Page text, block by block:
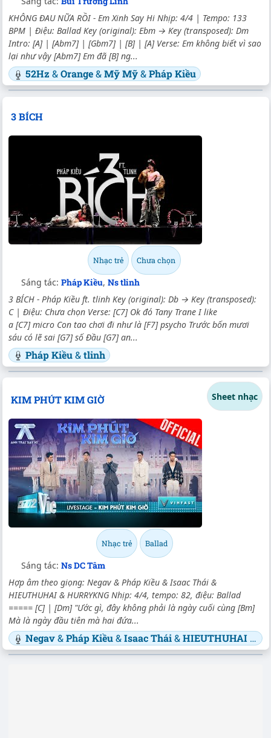
KHÔNG ĐAU NỮA RỒI - Em Xinh Say Hi Nhịp: 4/4 | Tempo: 133
BPM | Điệu: Ballad Key (original): Ebm → Key (transposed): Dm
Intro: [A] | [Abm7] | [Gbm7] | [B] | [A] Verse: Em không biết vì sao
lại như vậy [Abm7] Em đã [B] ng...
52Hz &Orange&Mỹ Mỹ&Pháp Kiều
3 BÍCH
Nhạc trẻ Chưa chọn
Sáng tác: Pháp Kiều, Ns tlinh
3 BÍCH - Pháp Kiều ft. tlinh Key (original): Db → Key (transposed):
C | Điệu: Chưa chọn Verse: [C7] Ok đó Tany Trane I like
a [C7] micro Con tao chơi đi như là [F7] psycho Trước bốn mươi
sáu có lẽ sai [G7] số Đầu [G7] an...
Pháp Kiều&tlinh
KIM PHÚT KIM GIỜ Sheet nhạc
Nhạc trẻ Ballad
Sáng tác: Ns DC Tâm
Hợp âm theo giọng: Negav & Pháp Kiều & Isaac Thái &
HIEUTHUHAI & HURRYKNG Nhịp: 4/4, tempo: 82, điệu: Ballad
===== [C] | [Dm] "Ước gì, đây không phải là ngày cuối cùng [Bm]
Mà là ngày đầu tiên mà hai đứa...
Negav&Pháp Kiều&Isaac Thái&HIEUTHUHAI &